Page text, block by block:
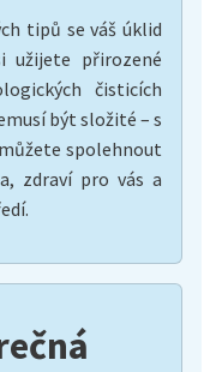
tipů se váš úklid
užijete přirozené
čisticích
být složité – s
spolehnout
zdraví pro vás a